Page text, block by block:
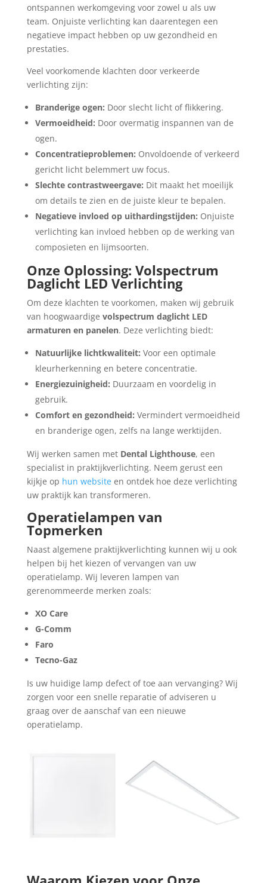
ontspannen werkomgeving voor zowel u als uw
team. Onjuiste verlichting kan daarentegen een
negatieve impact hebben op uw gezondheid en
prestaties.
Veel voorkomende klachten door verkeerde
verlichting zijn:
Branderige ogen: Door slecht licht of flikkering.
Vermoeidheid: Door overmatig inspannen van de
ogen.
Concentratieproblemen: Onvoldoende of verkeerd
gericht licht belemmert uw focus.
Slechte contrastweergave: Dit maakt het moeilijk
om details te zien en de juiste kleur te bepalen.
Negatieve invloed op uithardingstijden: Onjuiste
verlichting kan invloed hebben op de werking van
composieten en lijmsoorten.
Onze Oplossing: Volspectrum
Daglicht LED Verlichting
Om deze klachten te voorkomen, maken wij gebruik
van hoogwaardige volspectrum daglicht LED
armaturen en panelen. Deze verlichting biedt:
Natuurlijke lichtkwaliteit: Voor een optimale
kleurherkenning en betere concentratie.
Energiezuinigheid: Duurzaam en voordelig in
gebruik.
Comfort en gezondheid: Vermindert vermoeidheid
en branderige ogen, zelfs na lange werktijden.
Wij werken samen met Dental Lighthouse, een
specialist in praktijkverlichting. Neem gerust een
kijkje op hun websiteen ontdek hoe deze verlichting
uw praktijk kan transformeren.
Operatielampen van
Topmerken
Naast algemene praktijkverlichting kunnen wij u ook
helpen bij het kiezen of vervangen van uw
operatielamp. Wij leveren lampen van
gerenommeerde merken zoals:
XO Care
G-Comm
Faro
Tecno-Gaz
Is uw huidige lamp defect of toe aan vervanging? Wij
zorgen voor een snelle reparatie of adviseren u
graag over de aanschaf van een nieuwe
operatielamp.